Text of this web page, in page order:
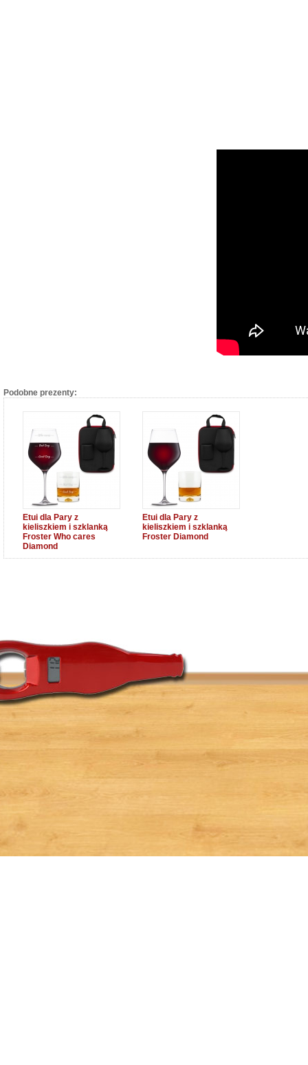
Podobne prezenty:
Etui dla Pary z
kieliszkiem i szklanką
Froster Who cares
Diamond
Etui dla Pary z
kieliszkiem i szklanką
Froster Diamond